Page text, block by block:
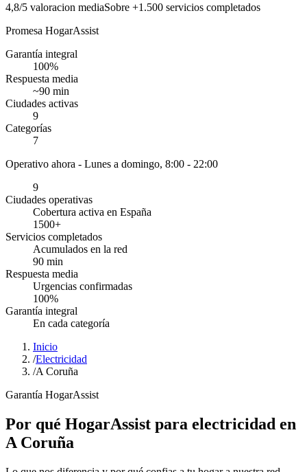
4,8/5 valoracion mediaSobre +1.500 servicios completados
Promesa HogarAssist
Garantía integral
100%
Respuesta media
~90 min
Ciudades activas
9
Categorías
7
Operativo ahora - Lunes a domingo, 8:00 - 22:00
9
Ciudades operativas
Cobertura activa en España
1500+
Servicios completados
Acumulados en la red
90 min
Respuesta media
Urgencias confirmadas
100%
Garantía integral
En cada categoría
Inicio
/Electricidad
/A Coruña
Garantía HogarAssist
Por qué HogarAssist para electricidad en
A Coruña